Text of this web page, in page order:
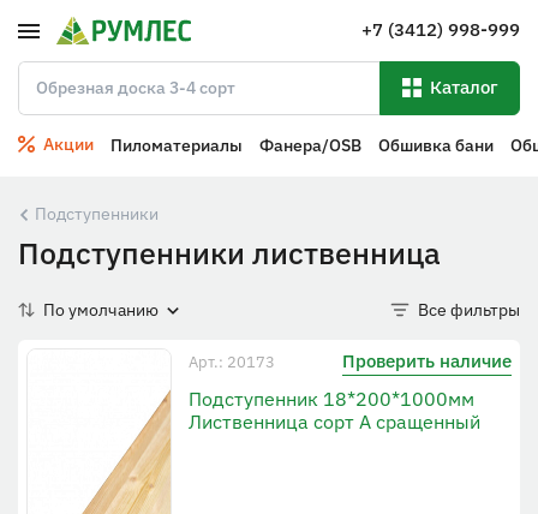
+7 (3412) 998-999
Каталог
Акции Пиломатериалы Фанера/OSB Обшивка бани
Подступенники
Подступенники лиственница
По умолчанию Все фильтры
Арт.: 20173 Проверить наличие
Подступенник 18*200*1000мм
Лиственница сорт А сращенный